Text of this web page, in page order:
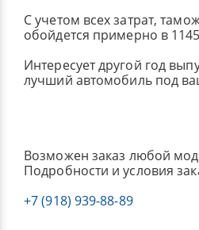
С учетом всех затрат,
обойдется примерно в
Интересует другой год
лучший автомобиль под
Возможен заказ любой
Подробности и условия
+7 (918) 939-88-89